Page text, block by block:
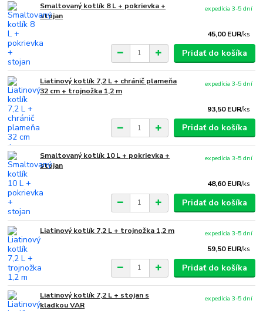
Smaltovaný kotlík 8 L + pokrievka +
stojan
45,00 EUR/ks
expedícia 3-5 dní
Pridať do košíka
Liatinový kotlík 7,2 L + chránič plameňa
32 cm + trojnožka 1,2 m
93,50 EUR/ks
expedícia 3-5 dní
Pridať do košíka
Smaltovaný kotlík 10 L + pokrievka +
stojan
48,60 EUR/ks
expedícia 3-5 dní
Pridať do košíka
Liatinový kotlík 7,2 L + trojnožka 1,2 m
59,50 EUR/ks
expedícia 3-5 dní
Pridať do košíka
Liatinový kotlík 7,2 L + stojan s
kladkou VAR
expedícia 3-5 dní